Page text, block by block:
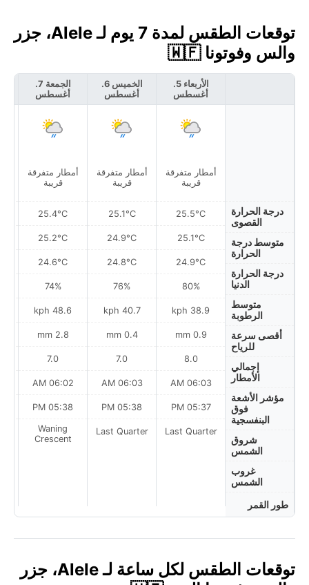
توقعات الطقس لمدة 7 يوم لـ Alele، جزر
والس وفوتونا 🇼🇫
درجة الحرارة
القصوى
متوسط درجة
الحرارة
درجة الحرارة
الدنيا
متوسط
الرطوبة
أقصى سرعة
للرياح
إجمالي
الأمطار
مؤشر الأشعة
فوق
البنفسجية
شروق
الشمس
غروب
الشمس
طور القمر
الأربعاء 5.
أغسطس
أمطار متفرقة
قريبة
25.5°C
25.1°C
24.9°C
80%
38.9 kph
0.9 mm
8.0
06:03 AM
05:37 PM
Last Quarter
الخميس 6.
أغسطس
أمطار متفرقة
قريبة
25.1°C
24.9°C
24.8°C
76%
40.7 kph
0.4 mm
7.0
06:03 AM
05:38 PM
Last Quarter
الجمعة 7.
أغسطس
أمطار متفرقة
قريبة
25.4°C
25.2°C
24.6°C
74%
48.6 kph
2.8 mm
7.0
06:02 AM
05:38 PM
Waning
Crescent
توقعات الطقس لكل ساعة لـ Alele، جزر